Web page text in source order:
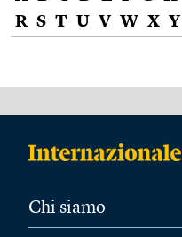
R S T U V W X Y
Chi siamo